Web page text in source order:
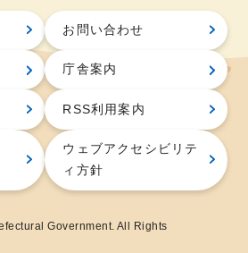
お問い合わせ
庁舎案内
RSS利用案内
ウェブアクセシビリテ
ィ方針
Government. All Rights